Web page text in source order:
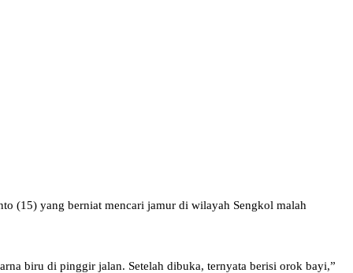
(15) yang berniat mencari jamur di wilayah Sengkol malah
biru di pinggir jalan. Setelah dibuka, ternyata berisi orok bayi,”